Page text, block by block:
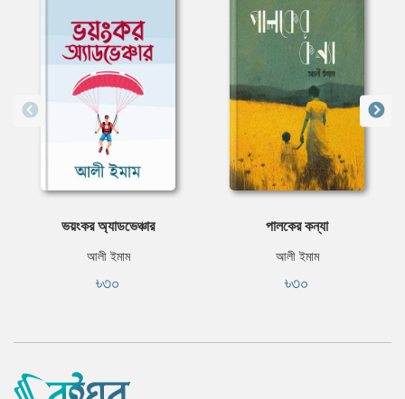
ভয়ংকর অ্যাডভেঞ্চার
আলী ইমাম
৳৩০
পালকের কন্যা
আলী ইমাম
৳৩০